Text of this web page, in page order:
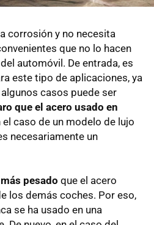
corrosión y no necesita
que no lo hacen
automóvil. De entrada, es
este tipo de aplicaciones, ya
casos puede ser
que el acero usado en
el caso de un modelo de lujo
necesariamente un
más pesado que el acero
los demás coches. Por eso,
se ha usado en una